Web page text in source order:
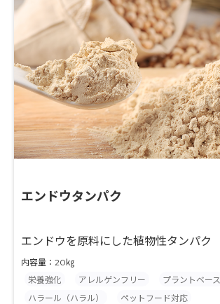
エンドウタンパク
エンドウを原料にした植物性タンパク
内容量：20㎏
栄養強化
アレルゲンフリー
プラントベース
ハラール（ハラル）
ペットフード対応